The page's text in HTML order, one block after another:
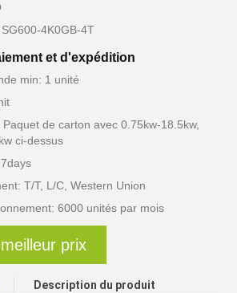
4K0GB-4T
et d'expédition
min: 1 unité
de carton avec 0.75kw-18.5kw,
ci-dessus
T/T, L/C, Western Union
6000 unités par mois
prix
Description du produit